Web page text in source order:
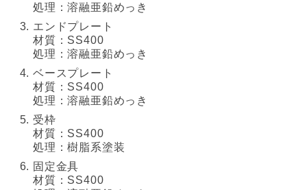
処理：溶融亜鉛めっき
エンドプレート
材質：SS400
処理：溶融亜鉛めっき
ベースプレート
材質：SS400
処理：溶融亜鉛めっき
受枠
材質：SS400
処理：樹脂系塗装
固定金具
材質：SS400